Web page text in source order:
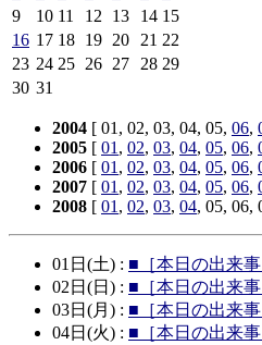
9
10 11 12 13 14 15
16 17 18 19 20 21 22
23 24 25 26 27 28 29
30 31
2004 [ 01, 02, 03, 04, 05, 06,
2005 [ 01, 02, 03, 04, 05, 06,
2006 [ 01, 02, 03, 04, 05, 06,
2007 [ 01, 02, 03, 04, 05, 06,
2008 [ 01, 02, 03, 04, 05, 06,
01日(土) : ■［本日の出来事
02日(日) : ■［本日の出来事
03日(月) : ■［本日の出来事
04日(火) : ■［本日の出来事